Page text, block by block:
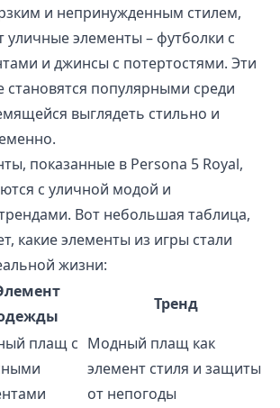
и непринужденным стилем,
уличные элементы – футболки с
и джинсы с потертостями. Эти
становятся популярными среди
выглядеть стильно и
показанные в Persona 5 Royal,
с уличной модой и
Вот небольшая таблица,
какие элементы из игры стали
жизни:
Тренд
плащ с Модный плащ как
элемент стиля и защиты
от непогоды